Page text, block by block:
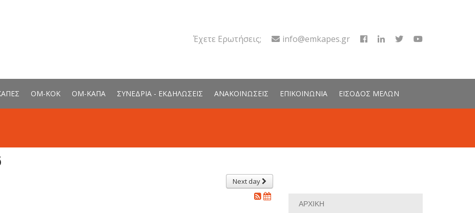
Έχετε Ερωτήσεις; info@emkapes.gr
ΟΜ-ΚΟΚ ΟΜ-ΚΑΠΑ ΣΥΝΕΔΡΙΑ - ΕΚΔΗΛΩΣΕΙΣ ΑΝΑΚΟΙΝΩΣΕΙΣ ΕΠΙΚΟΙΝΩΝΙΑ ΕΙΣΟΔΟΣ ΜΕΛΩΝ
Next day
ΑΡΧΙΚΗ